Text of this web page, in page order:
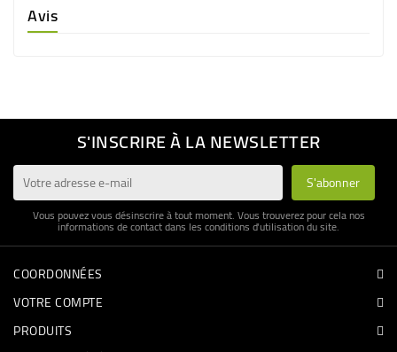
Avis
S'INSCRIRE À LA NEWSLETTER
Vous pouvez vous désinscrire à tout moment. Vous trouverez pour cela nos
informations de contact dans les conditions d'utilisation du site.
COORDONNÉES
VOTRE COMPTE
PRODUITS